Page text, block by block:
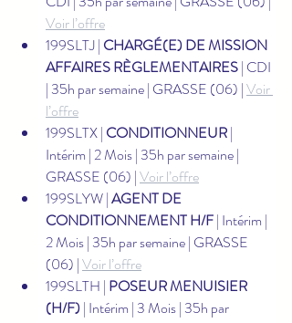
Voir l’offre
199SLTJ | CHARGÉ(E) DE MISSION
AFFAIRES RÈGLEMENTAIRES | CDI
| 35h par semaine | GRASSE (06) | Voir
l’offre
199SLTX | CONDITIONNEUR |
Intérim | 2 Mois | 35h par semaine |
GRASSE (06) | Voir l’offre
199SLYW | AGENT DE
CONDITIONNEMENT H/F | Intérim |
2 Mois | 35h par semaine | GRASSE
(06) | Voir l’offre
199SLTH | POSEUR MENUISIER
(H/F) | Intérim | 3 Mois | 35h par